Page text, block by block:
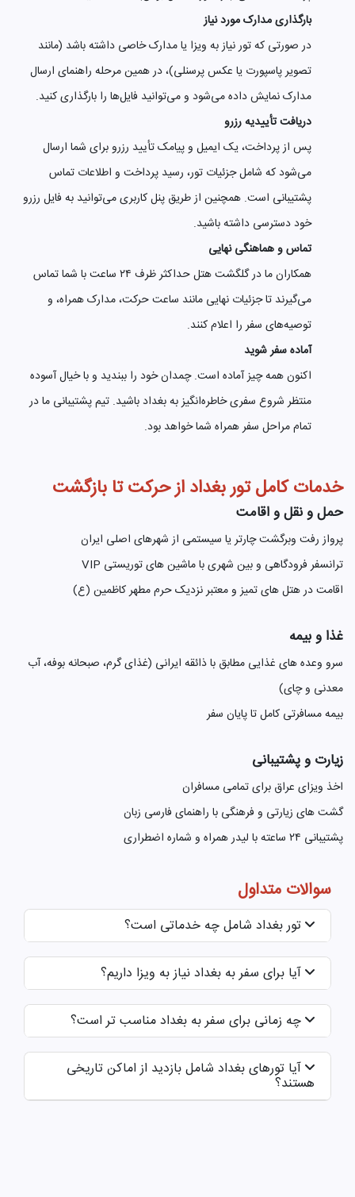
بارگذاری مدارک مورد نیاز
در صورتی که تور نیاز به ویزا یا مدارک خاصی داشته باشد (مانند
تصویر پاسپورت یا عکس پرسنلی)، در همین مرحله راهنمای ارسال
مدارک نمایش داده می‌شود و می‌توانید فایل‌ها را بارگذاری کنید.
دریافت تأییدیه رزرو
پس از پرداخت، یک ایمیل و پیامک تأیید رزرو برای شما ارسال
می‌شود که شامل جزئیات تور، رسید پرداخت و اطلاعات تماس
پشتیبانی است. همچنین از طریق پنل کاربری می‌توانید به فایل رزرو
خود دسترسی داشته باشید.
تماس و هماهنگی نهایی
همکاران ما در گلگشت هتل حداکثر ظرف ۲۴ ساعت با شما تماس
می‌گیرند تا جزئیات نهایی مانند ساعت حرکت، مدارک همراه، و
توصیه‌های سفر را اعلام کنند.
آماده سفر شوید
اکنون همه چیز آماده است. چمدان خود را ببندید و با خیال آسوده
منتظر شروع سفری خاطره‌انگیز به بغداد باشید. تیم پشتیبانی ما در
تمام مراحل سفر همراه شما خواهد بود.
خدمات کامل تور بغداد از حرکت تا بازگشت
حمل و نقل و اقامت
پرواز رفت وبرگشت چارتر یا سیستمی از شهرهای اصلی ایران
ترانسفر فرودگاهی و بین شهری با ماشین های توریستی VIP
اقامت در هتل های تمیز و معتبر نزدیک حرم مطهر کاظمین (ع)
غذا و بیمه
سرو وعده های غذایی مطابق با ذائقه ایرانی (غذای گرم، صبحانه بوفه، آب
معدنی و چای)
بیمه مسافرتی کامل تا پایان سفر
زیارت و پشتیبانی
اخذ ویزای عراق برای تمامی مسافران
گشت های زیارتی و فرهنگی با راهنمای فارسی زبان
پشتیبانی ۲۴ ساعته با لیدر همراه و شماره اضطراری
سوالات متداول
تور بغداد شامل چه خدماتی است؟
آیا برای سفر به بغداد نیاز به ویزا داریم؟
چه زمانی برای سفر به بغداد مناسب تر است؟
آیا تورهای بغداد شامل بازدید از اماکن تاریخی
هستند؟